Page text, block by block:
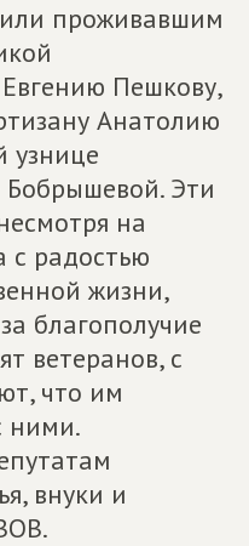
проживавшим
Пешкову,
Анатолию
узнице
Эти
на
с радостью
жизни,
благополучие
ветеранов, с
что им
ними.
внуки и